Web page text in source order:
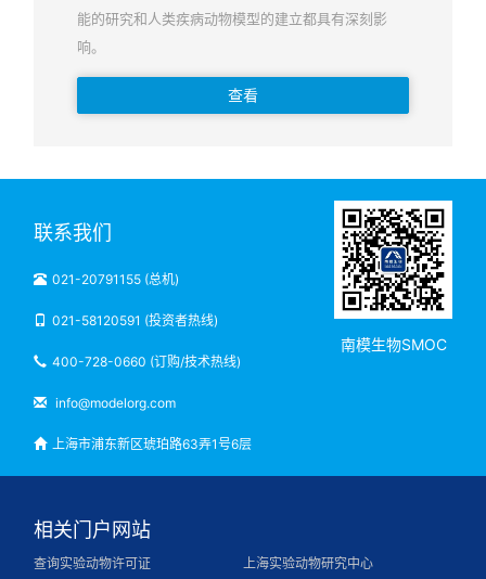
能的研究和人类疾病动物模型的建立都具有深刻影
响。
查看
联系我们
021-20791155 (总机)
021-58120591 (投资者热线)
400-728-0660 (订购/技术热线)
info@modelorg.com
上海市浦东新区琥珀路63弄1号6层
南模生物SMOC
相关门户网站
查询实验动物许可证
上海实验动物研究中心